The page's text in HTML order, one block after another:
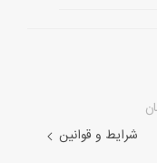
شرایط و قوانین